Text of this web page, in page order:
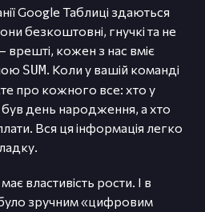
Google Таблиці здаються
безкоштовні, гнучкі та не
кожен з нас вміє
SUM. Коли у вашій команді
про кожного все: хто у
був день народження, а хто
Вся ця інформація легко
властивість рости. І в
зручним «цифровим